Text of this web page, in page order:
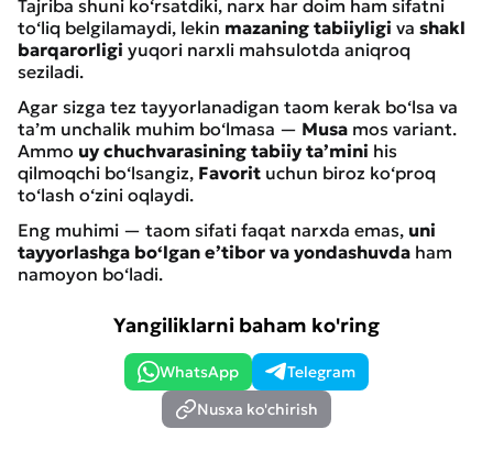
Tajriba shuni ko‘rsatdiki, narx har doim ham sifatni
to‘liq belgilamaydi, lekin mazaning tabiiyligi va shakl
barqarorligi yuqori narxli mahsulotda aniqroq
seziladi.
Agar sizga tez tayyorlanadigan taom kerak bo‘lsa va
ta’m unchalik muhim bo‘lmasa — Musa mos variant.
Ammo uy chuchvarasining tabiiy ta’mini his
qilmoqchi bo‘lsangiz, Favorit uchun biroz ko‘proq
to‘lash o‘zini oqlaydi.
Eng muhimi — taom sifati faqat narxda emas, uni
tayyorlashga bo‘lgan e’tibor va yondashuvda ham
namoyon bo‘ladi.
Yangiliklarni baham ko'ring
WhatsApp
Telegram
Nusxa ko'chirish